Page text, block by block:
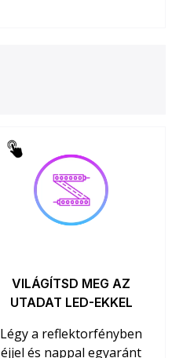
VILÁGÍTSD MEG AZ
UTADAT LED-EKKEL
Légy a reflektorfényben
éjjel és nappal egyaránt